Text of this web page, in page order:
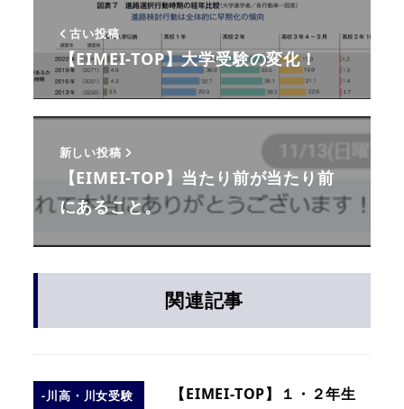
古い投稿
【EIMEI-TOP】大学受験の変化！
新しい投稿
【EIMEI-TOP】当たり前が当たり前
にあること。
関連記事
-川高・川女受験
【EIMEI-TOP】１・２年生